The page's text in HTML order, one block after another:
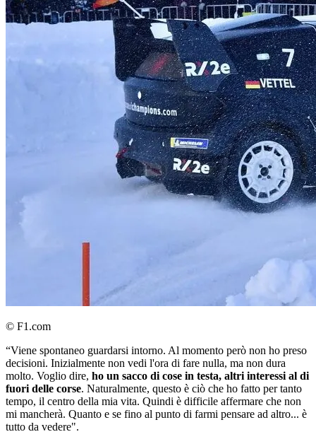
© F1.com
“Viene spontaneo guardarsi intorno. Al momento però non ho preso
decisioni. Inizialmente non vedi l'ora di fare nulla, ma non dura
molto. Voglio dire, ho un sacco di cose in testa, altri interessi al di
fuori delle corse. Naturalmente, questo è ciò che ho fatto per tanto
tempo, il centro della mia vita. Quindi è difficile affermare che non
mi mancherà. Quanto e se fino al punto di farmi pensare ad altro... è
tutto da vedere".